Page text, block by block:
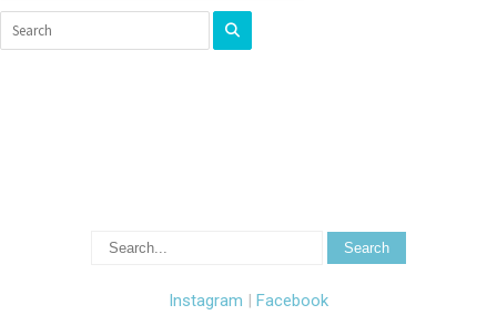
Instagram | Facebook